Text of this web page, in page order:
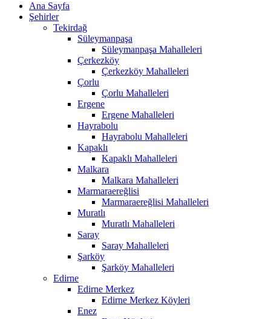
Ana Sayfa
Şehirler
Tekirdağ
Süleymanpaşa
Süleymanpaşa Mahalleleri
Çerkezköy
Çerkezköy Mahalleleri
Çorlu
Çorlu Mahalleleri
Ergene
Ergene Mahalleleri
Hayrabolu
Hayrabolu Mahalleleri
Kapaklı
Kapaklı Mahalleleri
Malkara
Malkara Mahalleleri
Marmaraereğlisi
Marmaraereğlisi Mahalleleri
Muratlı
Muratlı Mahalleleri
Saray
Saray Mahalleleri
Şarköy
Şarköy Mahalleleri
Edirne
Edirne Merkez
Edirne Merkez Köyleri
Enez